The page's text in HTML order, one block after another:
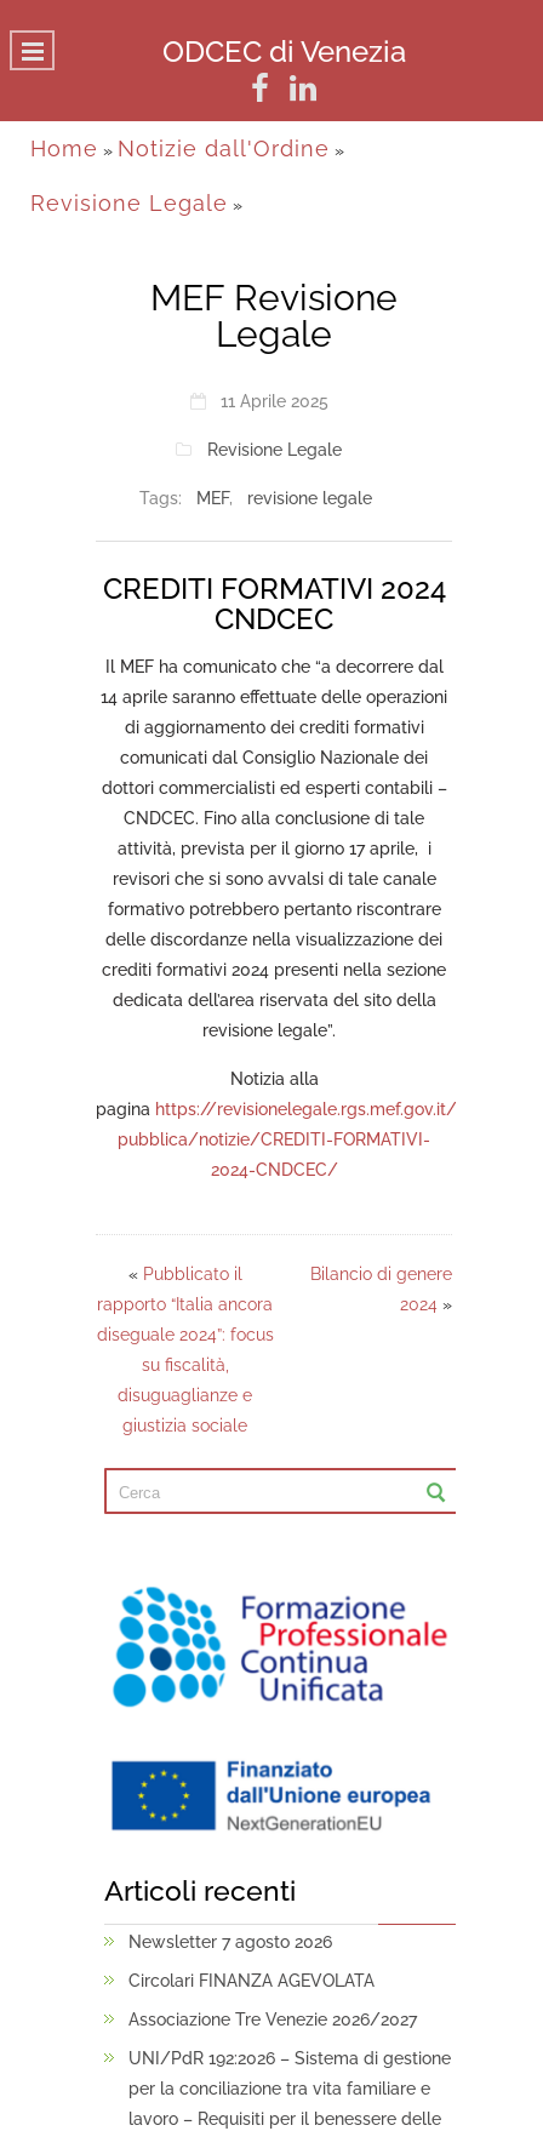
ODCEC di Venezia
Home » Notizie dall'Ordine »
Revisione Legale »
MEF Revisione
Legale
11 Aprile 2025
Revisione Legale
Tags: MEF, revisione legale
CREDITI FORMATIVI 2024
CNDCEC
Il MEF ha comunicato che “a decorrere dal
14 aprile saranno effettuate delle operazioni
di aggiornamento dei crediti formativi
comunicati dal Consiglio Nazionale dei
dottori commercialisti ed esperti contabili –
CNDCEC. Fino alla conclusione di tale
attività, prevista per il giorno 17 aprile, i
revisori che si sono avvalsi di tale canale
formativo potrebbero pertanto riscontrare
delle discordanze nella visualizzazione dei
crediti formativi 2024 presenti nella sezione
dedicata dell’area riservata del sito della
revisione legale”.
Notizia alla
pagina https://revisionelegale.rgs.mef.gov.it/area-
pubblica/notizie/CREDITI-FORMATIVI-
2024-CNDCEC/
« Pubblicato il
rapporto “Italia ancora
diseguale 2024”: focus
su fiscalità,
disuguaglianze e
giustizia sociale
Bilancio di genere
2024 »
Articoli recenti
Newsletter 7 agosto 2026
Circolari FINANZA AGEVOLATA
Associazione Tre Venezie 2026/2027
UNI/PdR 192:2026 – Sistema di gestione
per la conciliazione tra vita familiare e
lavoro – Requisiti per il benessere delle